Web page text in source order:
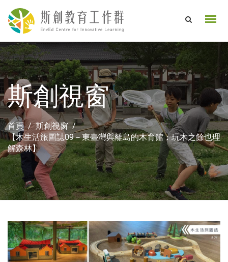
斯創視窗
首頁
斯創視窗
【木生活旅圖誌09－東臺灣與離島的木育館：玩木之餘也理
解森林】